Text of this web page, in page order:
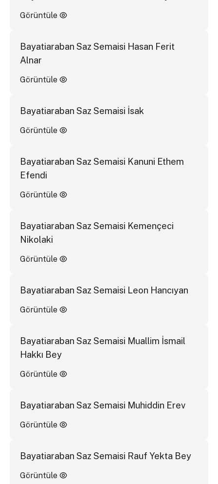
Görüntüle
Bayatiaraban Saz Semaisi Hasan Ferit
Alnar
Görüntüle
Bayatiaraban Saz Semaisi İsak
Görüntüle
Bayatiaraban Saz Semaisi Kanuni Ethem
Efendi
Görüntüle
Bayatiaraban Saz Semaisi Kemençeci
Nikolaki
Görüntüle
Bayatiaraban Saz Semaisi Leon Hancıyan
Görüntüle
Bayatiaraban Saz Semaisi Muallim İsmail
Hakkı Bey
Görüntüle
Bayatiaraban Saz Semaisi Muhiddin Erev
Görüntüle
Bayatiaraban Saz Semaisi Rauf Yekta Bey
Görüntüle